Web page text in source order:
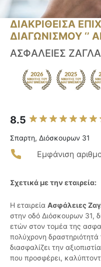
ΔΙΑΚΡΙΘΕΙΣΑ
ΔΙΑΓΩΝΙΣΜΟΥ ‘’
ΑΣΦΑΛΕΙΕΣ
8.5
Σπαρτη, Διόσκουρων 31
Εμφάνιση
Σχετικά με την εταιρεία:
Η εταιρεία Ασφάλειες
στην οδό Διόσκουρων 31,
ετών στον τομέα της
πολύχρονη
διασφαλίζει την
που προσφέρει,